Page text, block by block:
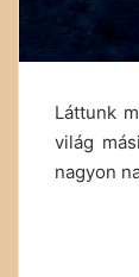
Láttunk
világ
nagyon